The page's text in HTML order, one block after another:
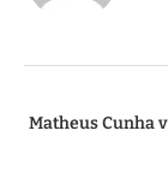
Matheus Cunha